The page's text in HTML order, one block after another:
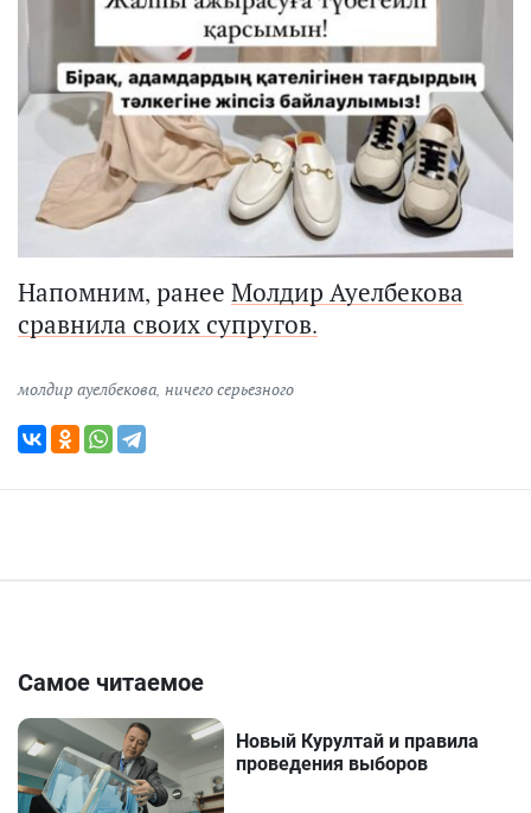
Напомним, ранее Молдир Ауелбекова
сравнила своих супругов.
молдир ауелбекова ничего серьезного
Самое читаемое
Новый Курултай и правила
проведения выборов